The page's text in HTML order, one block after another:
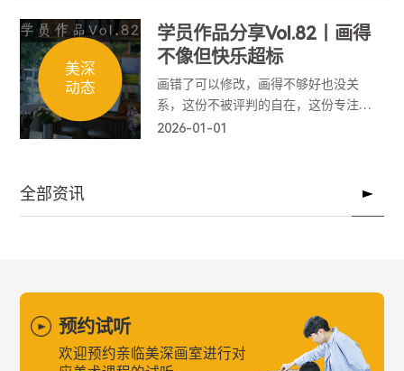
美深
动态
学员作品分享Vol.82丨画得
不像但快乐超标
画错了可以修改，画得不够好也没关
系，这份不被评判的自在，这份专注于
当下的平静，就是它最珍贵的意义。
2026-01-01
全部资讯
预约试听
欢迎预约亲临美深画室进行对